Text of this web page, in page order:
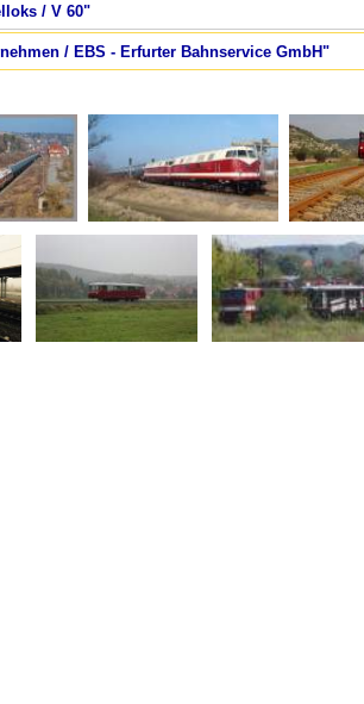
/ V 60"
/ EBS - Erfurter Bahnservice GmbH"